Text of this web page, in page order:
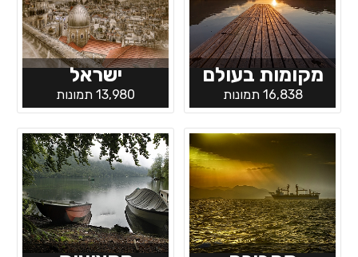
מקומות בעולם
16,838 תמונות
ישראל
13,980 תמונות